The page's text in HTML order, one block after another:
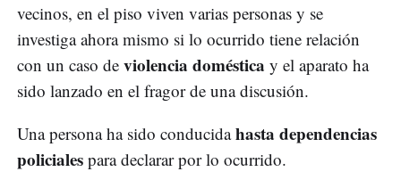
vecinos, en el piso viven varias personas y se
investiga ahora mismo si lo ocurrido tiene relación
con un caso de violencia doméstica y el aparato ha
sido lanzado en el fragor de una discusión.
Una persona ha sido conducidahasta dependencias
policiales para declarar por lo ocurrido.